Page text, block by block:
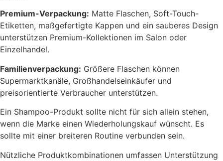
Premium-Verpackung: Matte Flaschen, Soft-Touch-
Etiketten, maßgefertigte Kappen und ein sauberes Design
unterstützen Premium-Kollektionen im Salon oder
Einzelhandel.
Familienverpackung: Größere Flaschen können
Supermarktkanäle, Großhandelseinkäufer und
preisorientierte Verbraucher unterstützen.
Ein Shampoo-Produkt sollte nicht für sich allein stehen,
wenn die Marke einen Wiederholungskauf wünscht. Es
sollte mit einer breiteren Routine verbunden sein.
Nützliche Produktkombinationen umfassen Unterstützung